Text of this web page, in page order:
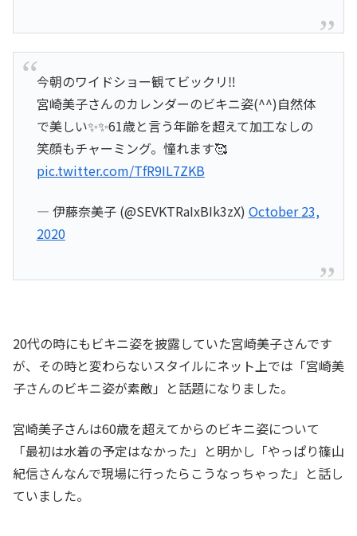
今朝のワイドショー観てビックリ‼️
宮崎美子さんのカレンダーのビキニ姿(^^)自然体
で美しい✨✨61歳と言う年齢を超えて加工なしの
笑顔もチャーミング。憧れます🥰
pic.twitter.com/TfR9IL7ZKB
— 伊藤奈美子 (@SEVKTRaIxBIk3zX) October 23,
2020
20代の時にもビキニ姿を披露していた宮崎美子さんです
が、その時と変わらないスタイルにネット上では「宮崎美
子さんのビキニ姿が素敵」と話題になりました。
宮崎美子さんは60歳を超えてからのビキニ姿について
「最初は水着の予定はなかった」と明かし「やっぱり篠山
紀信さんなんで現場に行ったらこうなっちゃった」と話し
ていました。